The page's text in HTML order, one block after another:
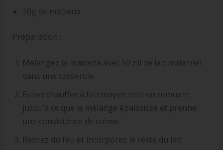
10g de maïzena
Préparation :
Mélangez la maïzena avec 50 ml de lait maternel
dans une casserole.
Faites chauffer à feu moyen tout en remuant
jusqu’à ce que le mélange épaississe et prenne
une consistance de crème.
Retirez du feu et incorporez le reste du lait